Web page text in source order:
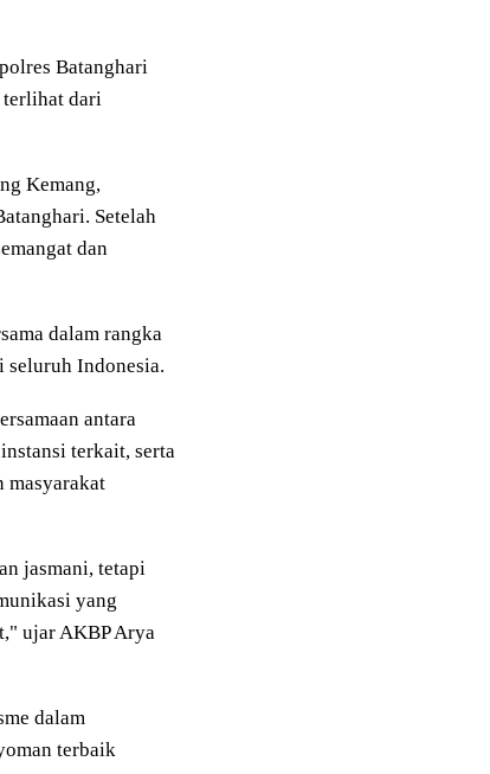
Batanghari
terlihat dari
Kemang,
Setelah
dan
dalam rangka
seluruh Indonesia.
antara
terkait, serta
masyarakat
jasmani, tetapi
yang
ujar AKBP Arya
dalam
terbaik